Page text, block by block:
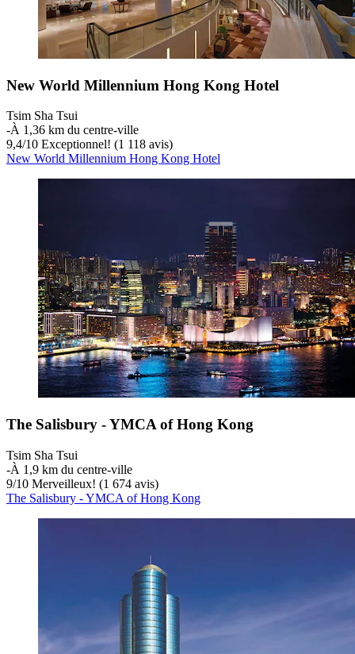
New World Millennium Hong Kong Hotel
Tsim Sha Tsui
‐À 1,36 km du centre-ville
9,4/10 Exceptionnel! (1 118 avis)
New World Millennium Hong Kong Hotel
The Salisbury - YMCA of Hong Kong
Tsim Sha Tsui
‐À 1,9 km du centre-ville
9/10 Merveilleux! (1 674 avis)
The Salisbury - YMCA of Hong Kong